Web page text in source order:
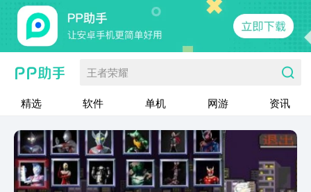
王者荣耀
精选 软件 单机 网游 资讯